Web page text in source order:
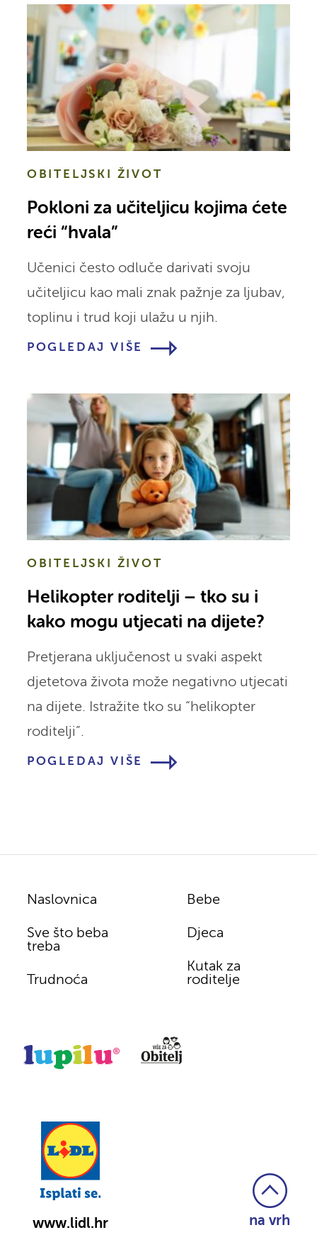
OBITELJSKI ŽIVOT
Pokloni za učiteljicu kojima ćete
reći “hvala”
Učenici često odluče darivati svoju
učiteljicu kao mali znak pažnje za ljubav,
toplinu i trud koji ulažu u njih.
POGLEDAJ VIŠE
OBITELJSKI ŽIVOT
Helikopter roditelji – tko su i
kako mogu utjecati na dijete?
Pretjerana uključenost u svaki aspekt
djetetova života može negativno utjecati
na dijete. Istražite tko su “helikopter
roditelji”.
POGLEDAJ VIŠE
Naslovnica
Sve što beba
treba
Trudnoća
Bebe
Djeca
Kutak za
roditelje
www.lidl.hr na vrh